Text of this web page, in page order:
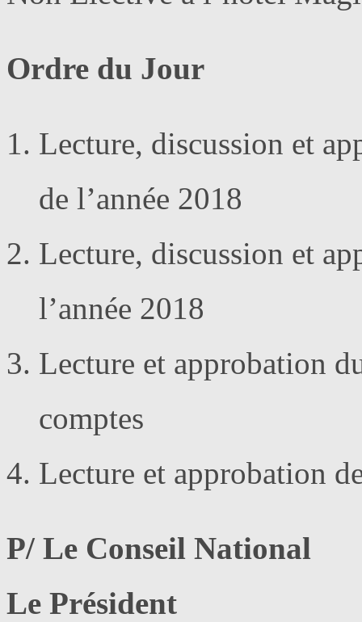
Ordre du Jour
Lecture, discussion et
de l’année 2018
Lecture, discussion et
l’année 2018
Lecture et approbation
comptes
Lecture et approbation
P/ Le Conseil National
Le Président